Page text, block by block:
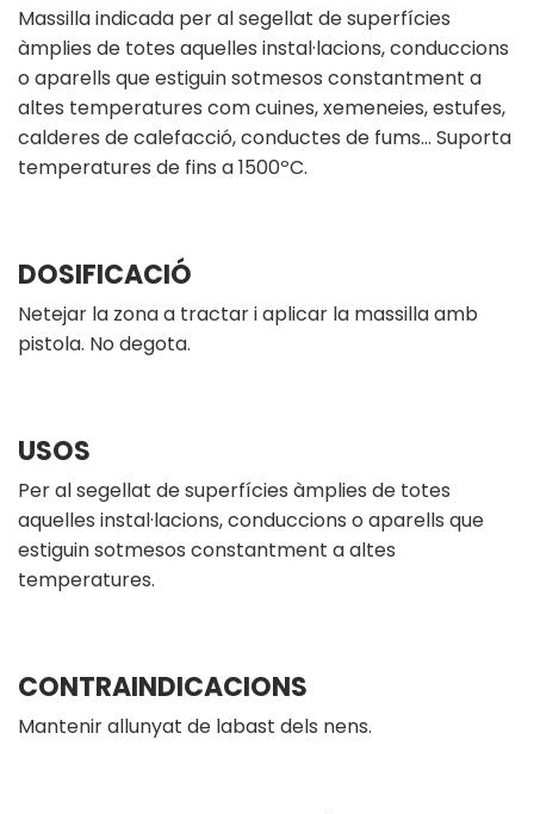
Massilla indicada per al segellat de superfícies
àmplies de totes aquelles instal·lacions, conduccions
o aparells que estiguin sotmesos constantment a
altes temperatures com cuines, xemeneies, estufes,
calderes de calefacció, conductes de fums… Suporta
temperatures de fins a 1500ºC.
DOSIFICACIÓ
Netejar la zona a tractar i aplicar la massilla amb
pistola. No degota.
USOS
Per al segellat de superfícies àmplies de totes
aquelles instal·lacions, conduccions o aparells que
estiguin sotmesos constantment a altes
temperatures.
CONTRAINDICACIONS
Mantenir allunyat de labast dels nens.